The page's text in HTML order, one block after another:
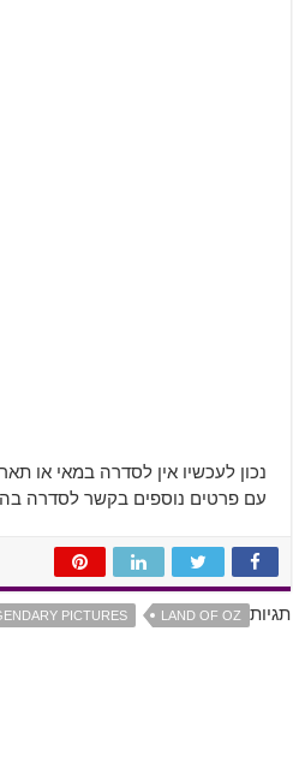
נכון לעכשיו אין לסדרה במאי או
עם פרטים נוספים בקשר לסדרה
תגיות LAND OF OZ
PICTURES